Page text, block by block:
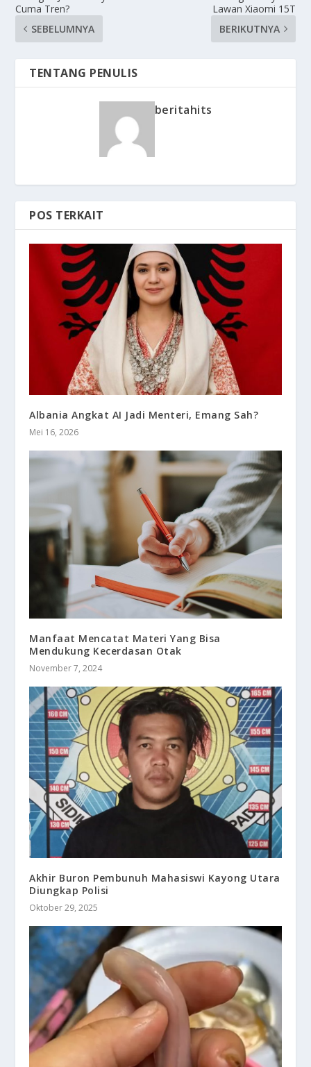
Cuma Tren?
SEBELUMNYA
Lawan Xiaomi 15T
BERIKUTNYA
TENTANG PENULIS
beritahits
POS TERKAIT
Albania Angkat AI Jadi Menteri, Emang Sah?
Mei 16, 2026
Manfaat Mencatat Materi Yang Bisa
Mendukung Kecerdasan Otak
November 7, 2024
Akhir Buron Pembunuh Mahasiswi Kayong Utara
Diungkap Polisi
Oktober 29, 2025